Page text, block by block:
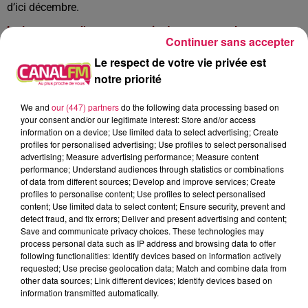
d’ici décembre.
Le lancement d’un nouveau site Internet pour lutter contre
les discriminations à l’échelle de l’agglo Maubeuge-val de
Sambre
Le site « stopdiscriminations-agglomaubeuge.fr » a été créé
par l'Association pour l'Égalité des Chances. Ce nouveau
support numérique est avant tout un outil pédagogique pour
rappeler toutes les formes que peuvent prendre les
discriminations
La poursuite du déploiement des « Espaces numériques de
travail » dans toutes les écoles du val de Sambre
Après les collèges et les lycées Sambriens, d’ici la rentrée de
septembre, ce sont les 114 écoles de 43 communes de
l’agglomération qui seront reliées à cette plateforme
numérique sécurisée, qui met en relation les familles, les
mairies et les enseignants.
Le respect de votre vie privée est
notre priorité
We and our (447) partnersdo the following data processing based on
your consent and/or our legitimate interest: Store and/or access
information on a device; Use limited data to select advertising; Create
profiles for personalised advertising; Use profiles to select personalised
advertising; Measure advertising performance; Measure content
performance; Understand audiences through statistics or combinations
of data from different sources; Develop and improve services; Create
profiles to personalise content; Use profiles to select personalised
content; Use limited data to select content; Ensure security, prevent and
detect fraud, and fix errors; Deliver and present advertising and content;
Save and communicate privacy choices. These technologies may
process personal data such as IP address and browsing data to offer
following functionalities: Identify devices based on information actively
requested; Use precise geolocation data; Match and combine data from
other data sources; Link different devices; Identify devices based on
information transmitted automatically.
Continuer sans accepter